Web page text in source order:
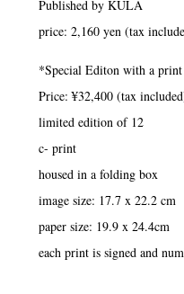
Published by KULA
price: 2,160 yen (tax
*Special Editon with a print
Price: ¥32,400 (tax
limited edition of 12
c- print
housed in a folding box
image size: 17.7 x 22.2 cm
paper size: 19.9 x 24.4cm
each print is signed and